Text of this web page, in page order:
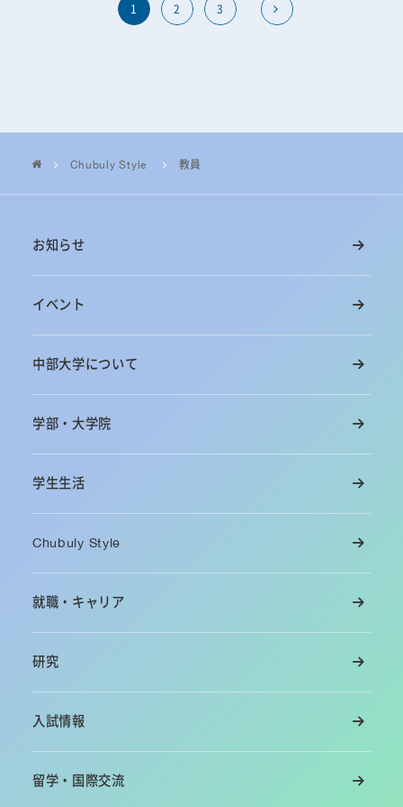
1 2 3
Chubuly Style 教員
お知らせ
イベント
中部大学について
学部・大学院
学生生活
Chubuly Style
就職・キャリア
研究
入試情報
留学・国際交流